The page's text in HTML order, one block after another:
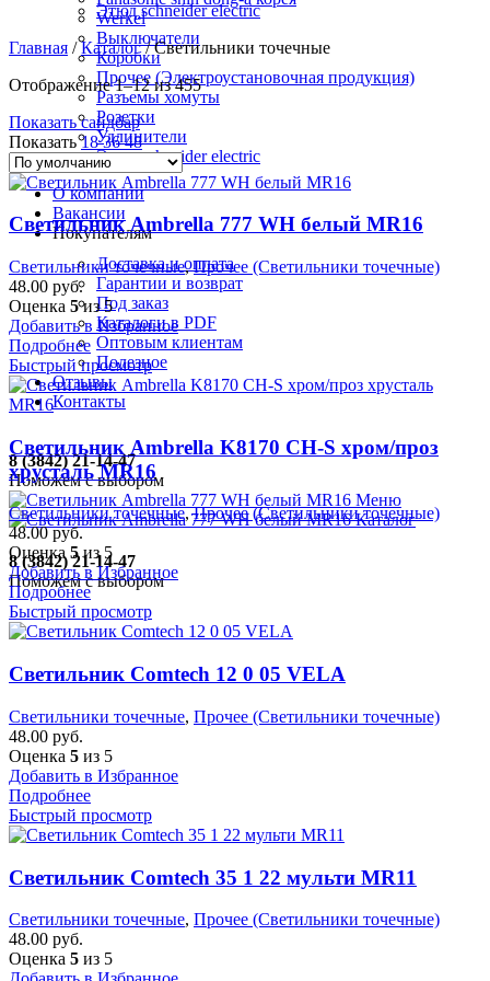
Werkel
Выключатели
Коробки
Прочее (Электроустановочная продукция)
Разъемы хомуты
Розетки
Удлинители
Этюд schneider electric
О компании
Вакансии
Покупателям
Доставка и оплата
Гарантии и возврат
Под заказ
Каталоги в PDF
Оптовым клиентам
Полезное
Отзывы
Контакты
8 (3842) 21-14-47
Поможем с выбором
Меню
Каталог
8 (3842) 21-14-47
Поможем с выбором
Этюд schneider electric
Главная /Каталог/Светильники точечные
Отображение 1–12 из 455
Показать сайдбар
Показать183648
Светильник Ambrella 777 WH белый MR16
Светильники точечные,Прочее (Светильники точечные)
48.00 руб.
Оценка 5из 5
Добавить в Избранное
Подробнее
Быстрый просмотр
Светильник Ambrella K8170 CH-S хром/проз
хрусталь MR16
Светильники точечные,Прочее (Светильники точечные)
48.00руб.
Оценка5из 5
Добавить в Избранное
Подробнее
Быстрый просмотр
Светильник Comtech 12 0 05 VELA
Светильники точечные, Прочее (Светильники точечные)
48.00 руб.
Оценка 5 из 5
Добавить в Избранное
Подробнее
Быстрый просмотр
Светильник Comtech 35 1 22 мульти MR11
Светильники точечные, Прочее (Светильники точечные)
48.00 руб.
Оценка 5 из 5